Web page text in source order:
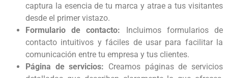
captura la esencia de tu marca y atrae a tus visitantes
desde el primer vistazo.
Formulario de contacto:
Incluimos formularios de
contacto intuitivos y fáciles de usar para facilitar la
comunicación entre tu empresa y tus clientes.
Página de servicios: Creamos páginas de servicios